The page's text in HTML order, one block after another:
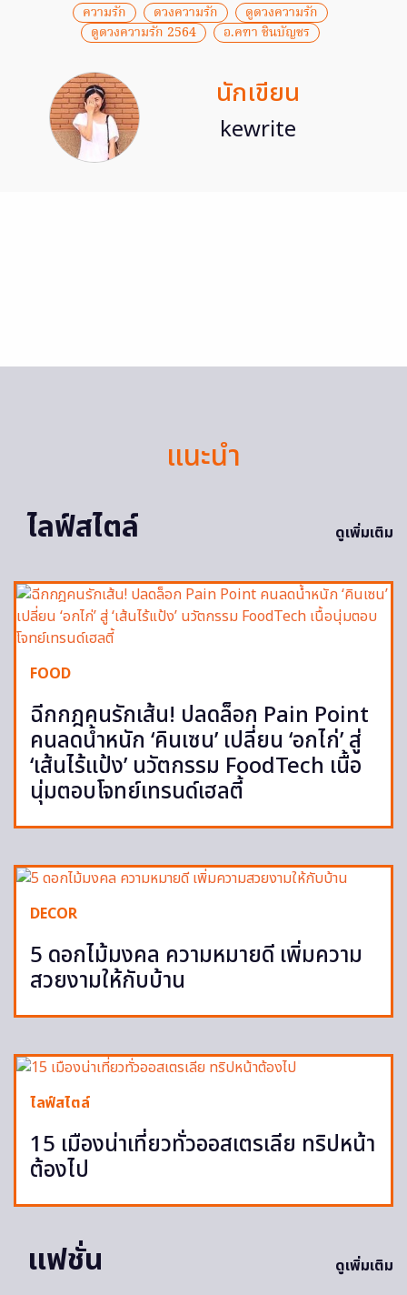
ความรัก ดวงความรัก
ดูดวงความรัก
ดูดวงความรัก 2564
อ.คฑา ชินบัญชร
นักเขียน
kewrite
แนะนำ
ไลฟ์สไตล์
ดูเพิ่มเติม
FOOD
ฉีกกฎคนรักเส้น! ปลดล็อก Pain Point
คนลดน้ำหนัก ‘คินเซน’ เปลี่ยน ‘อกไก่’ สู่
‘เส้นไร้แป้ง’ นวัตกรรม FoodTech เนื้อ
นุ่มตอบโจทย์เทรนด์เฮลตี้
DECOR
5 ดอกไม้มงคล ความหมายดี เพิ่มความ
สวยงามให้กับบ้าน
ไลฟ์สไตล์
15 เมืองน่าเที่ยวทั่วออสเตรเลีย ทริปหน้า
ต้องไป
แฟชั่น ดูเพิ่มเติม